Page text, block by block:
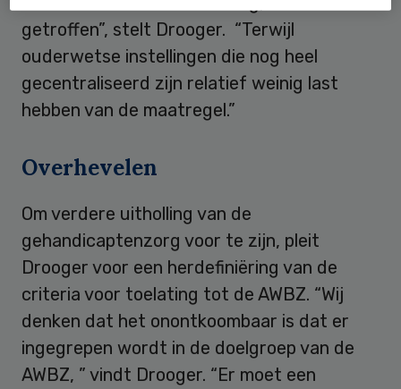
getroffen”, stelt Drooger. “Terwijl
ouderwetse instellingen die nog heel
gecentraliseerd zijn relatief weinig last
hebben van de maatregel.”
Overhevelen
Om verdere uitholling van de
gehandicaptenzorg voor te zijn, pleit
Drooger voor een herdefiniëring van de
criteria voor toelating tot de AWBZ. “Wij
denken dat het onontkoombaar is dat er
ingegrepen wordt in de doelgroep van de
AWBZ, ” vindt Drooger. “Er moet een